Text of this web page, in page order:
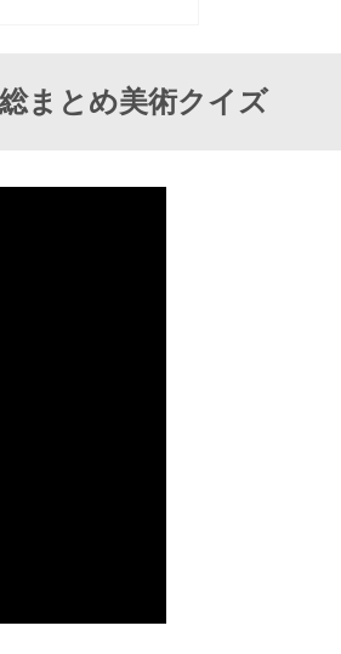
まとめ美術クイズ